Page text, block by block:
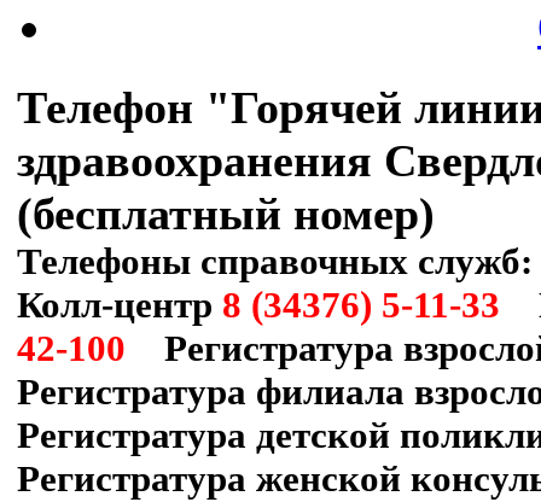
Телефон "Горячей
здравоохранения
(бесплатный номер)
Телефоны справочных служб:
Колл-центр 8 (34376) 5-11-33
42-100 Регистратура
Регистратура филиала
Регистратура детской
Регистратура женской